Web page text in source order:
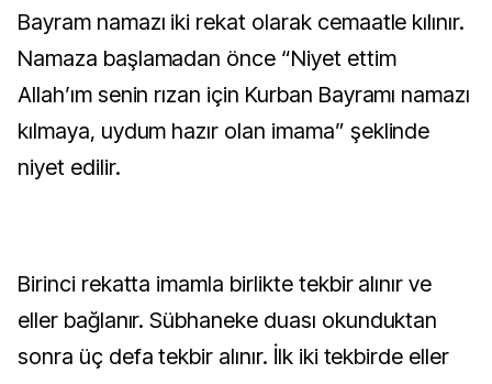
Bayram namazı iki rekat olarak cemaatle kılınır.
Namaza başlamadan önce “Niyet ettim
Allah’ım senin rızan için Kurban Bayramı namazı
kılmaya, uydum hazır olan imama” şeklinde
niyet edilir.
Birinci rekatta imamla birlikte tekbir alınır ve
eller bağlanır. Sübhaneke duası okunduktan
sonra üç defa tekbir alınır. İlk iki tekbirde eller